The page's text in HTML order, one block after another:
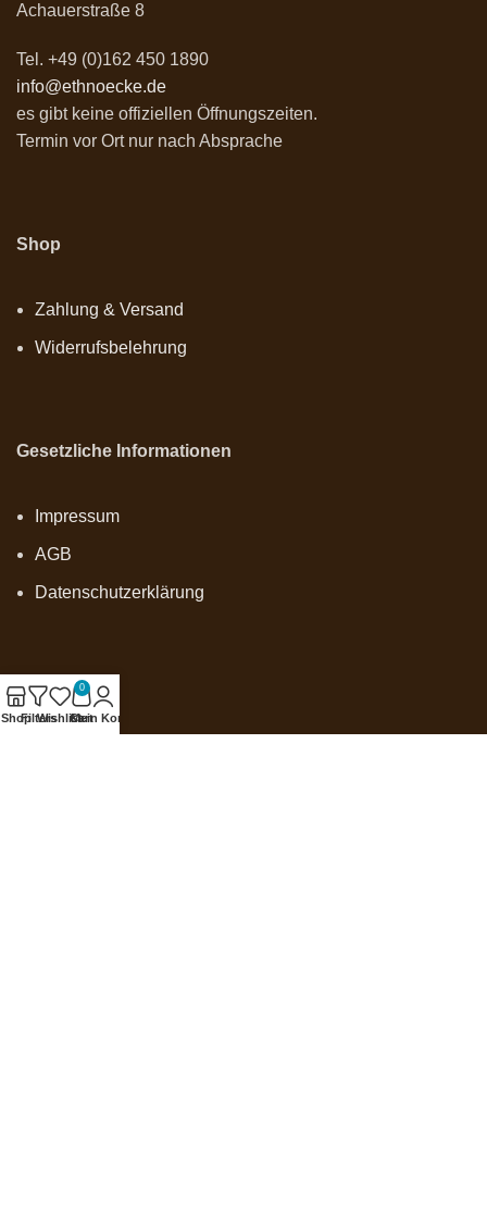
Achauerstraße 8
Tel. +49 (0)162 450 1890
info@ethnoecke.de
es gibt keine offiziellen Öffnungszeiten.
Termin vor Ort nur nach Absprache
Shop
Zahlung & Versand
Widerrufsbelehrung
Gesetzliche Informationen
Impressum
AGB
Datenschutzerklärung
Onlineshop
ShopFiltersWishlist
0
Cart
Mein Konto